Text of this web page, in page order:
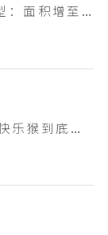
钱大妈测试新店型：面积增至100平米，扩充熟食烘焙品类，放大自有品牌
半年狂开32家，快乐猴到底是家什么样的门店